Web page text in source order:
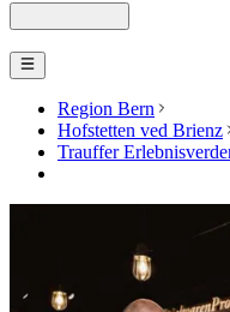
Region Bern
Hofstetten ved Brienz
Trauffer